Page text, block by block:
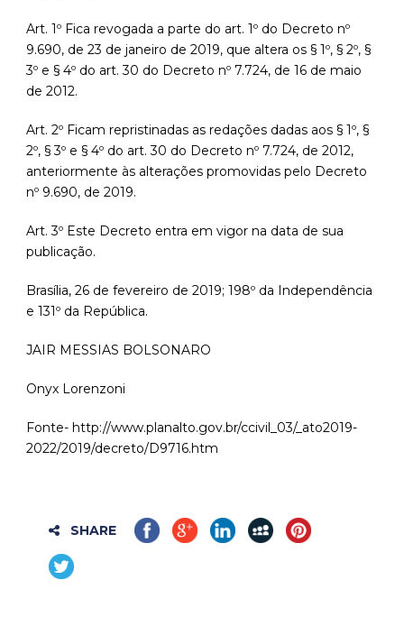
Art. 1º Fica revogada a parte do art. 1º do Decreto nº
9.690, de 23 de janeiro de 2019, que altera os § 1º, § 2º, §
3º e § 4º do art. 30 do Decreto nº 7.724, de 16 de maio
de 2012.
Art. 2º Ficam repristinadas as redações dadas aos § 1º, §
2º, § 3º e § 4º do art. 30 do Decreto nº 7.724, de 2012,
anteriormente às alterações promovidas pelo Decreto
nº 9.690, de 2019.
Art. 3º Este Decreto entra em vigor na data de sua
publicação.
Brasília, 26 de fevereiro de 2019; 198º da Independência
e 131º da República.
JAIR MESSIAS BOLSONARO
Onyx Lorenzoni
Fonte- http://www.planalto.gov.br/ccivil_03/_ato2019-
2022/2019/decreto/D9716.htm
SHARE